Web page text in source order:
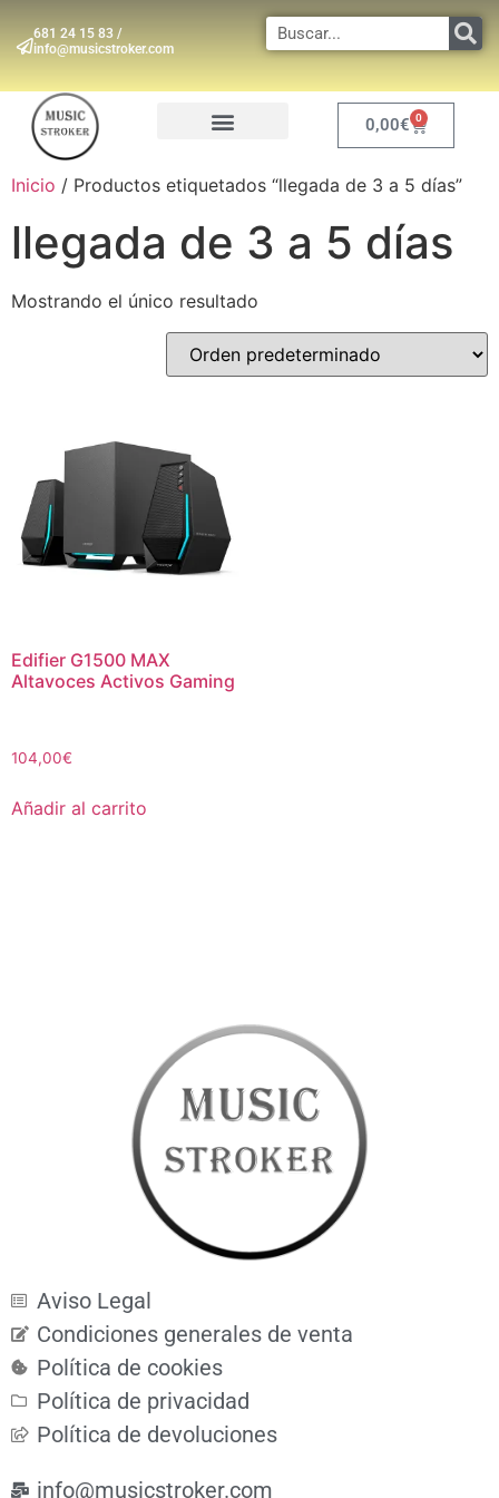
681 24 15 83 /
info@musicstroker.com
0,00€ 0
Inicio / Productos etiquetados “llegada de 3 a 5 días”
llegada de 3 a 5 días
Mostrando el único resultado
Edifier G1500 MAX
Altavoces Activos Gaming
104,00€
Añadir al carrito
Aviso Legal
Condiciones generales de venta
Política de cookies
Política de privacidad
Política de devoluciones
info@musicstroker.com